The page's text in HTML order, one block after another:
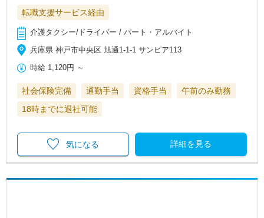
転職支援サービス経由
介護タクシー/ドライバー / パート・アルバイト
兵庫県 神戸市中央区 旭通1-1-1 サンピア113
時給 1,120円 ～
社会保険完備 通勤手当 資格手当
午前のみ勤務
18時までに退社可能
詳細を見る
気になる